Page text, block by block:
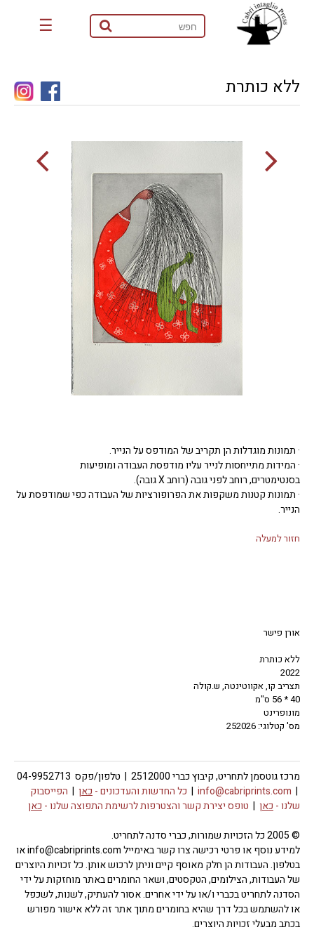
☰
ללא כותרת
· תמונות מוגדלות הן תקריב של המודפס על הנייר.
· המידות מתייחסות לנייר עליו מודפסת העבודה ומופיעות
בסנטימטרים, רוחב לפני גובה (רוחב X גובה).
· תמונות קטנות משקפות את הפרופורציות של העבודה כפי שמודפסת על
הנייר.
חזור למעלה
אורן פישר
ללא כותרת
2022
תצריב קו, אקווטינטה, ש.קולה
40 * 56 ס"מ
מונופרינט
מס' קטלוגי: 252026
מרכז גוטסמן לתחריט, קיבוץ כברי 2512000 | טלפון/פקס 04-9952713
|
info@cabriprints.com
| כל החדשות והעדכונים - כאן | הפייסבוק
שלנו - כאן | טופס יצירת קשר והצטרפות לרשימת התפוצה שלנו - כאן
© 2005 כל הזכויות שמורות, כברי סדנה לתחריט.
למידע נוסף או פרטי רכישה צרו קשר באימייל info@cabriprints.com או
בטלפון. העבודות הן חלק מאוסף קיים וניתן לרכוש אותן. כל זכויות היוצרים
של העבודות, הצילומים, הטקסטים, ושאר החומרים באתר מוחזקות על ידי
הסדנה לתחריט בכברי ו/או על ידי אחרים. אסור להעתיק, לשנות, לשכפל
או להשתמש בכל דרך שהיא בחומרים מתוך אתר זה ללא אישור מפורש
בכתב מבעלי זכויות היוצרים.